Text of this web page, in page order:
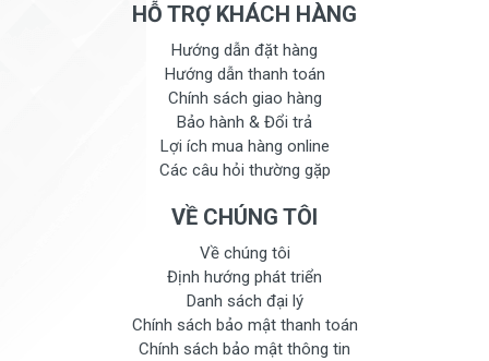
HỖ TRỢ KHÁCH HÀNG
Hướng dẫn đặt hàng
Hướng dẫn thanh toán
Chính sách giao hàng
Bảo hành & Đổi trả
Lợi ích mua hàng online
Các câu hỏi thường gặp
VỀ CHÚNG TÔI
Về chúng tôi
Định hướng phát triển
Danh sách đại lý
Chính sách bảo mật thanh toán
Chính sách bảo mật thông tin